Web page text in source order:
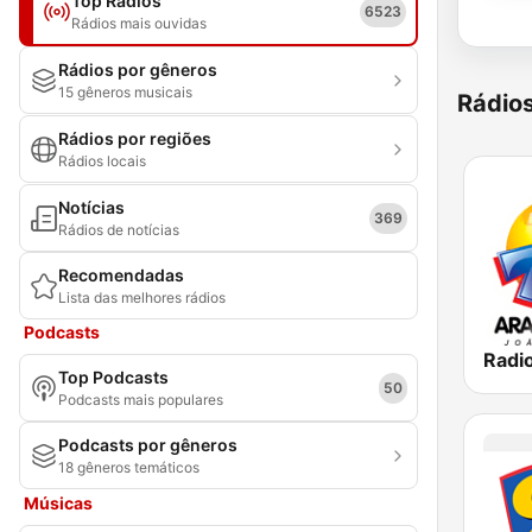
Rádios mais ouvidas
6523
Rádios por gêneros
15 gêneros musicais
Rádios por regiões
Rádios locais
Notícias
Rádios de notícias
369
Recomendadas
Lista das melhores rádios
Podcasts
Top Podcasts
Podcasts mais populares
50
Podcasts por gêneros
18 gêneros temáticos
Músicas